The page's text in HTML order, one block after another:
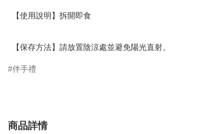
  【保存方法】請放置陰涼處並避免陽光直射。
伴手禮
商品詳情